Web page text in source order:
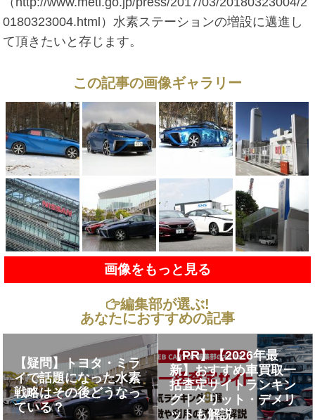
0180323004.html）水素ステーションの増設に邁進し
て頂きたいと存じます。
この記事の画像ギャラリー
画像をもっと見る
編集部が選ぶ!
あなたにおすすめの記事
【疑問】トヨタ・ミラ
イで話題になった水素
戦略はその後どうなっ
ている？
【PR】【2026年最
新】おすすめ車買取一
括査定サイトランキン
グ｜メリット・デメリ
ットも解説